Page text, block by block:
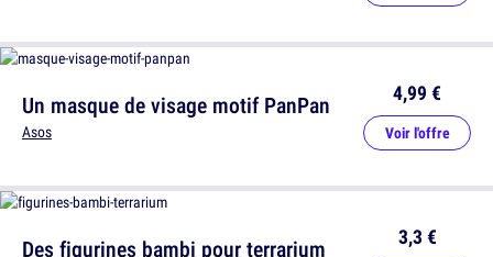
Un masque de visage motif PanPan
Asos
4,99 €
Voir l'offre
Des figurines bambi pour terrarium 3,3 €